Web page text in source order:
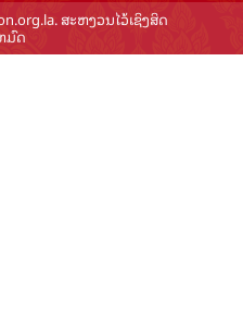
ສະຫງວນໄວ້ເຊິງສິດ
ມົດ